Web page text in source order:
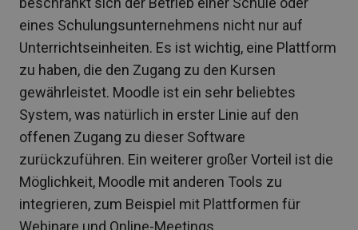
eines Schulungsunternehmens nicht nur auf
Unterrichtseinheiten. Es ist wichtig, eine Plattform
zu haben, die den Zugang zu den Kursen
gewährleistet. Moodle ist ein sehr beliebtes
System, was natürlich in erster Linie auf den
offenen Zugang zu dieser Software
zurückzuführen. Ein weiterer großer Vorteil ist die
Möglichkeit, Moodle mit anderen Tools zu
integrieren, zum Beispiel mit Plattformen für
Webinare und Online-Meetings.